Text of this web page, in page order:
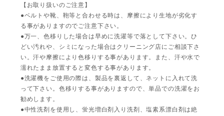
【お取り扱いのご注意】
●ベルトや靴、鞄等と合わせる時は、摩擦により生地が劣化す
る事がありますのでご注意下さい。
●万一、色移りした場合は早めに洗濯等で落として下さい。ひ
どい汚れや、シミになった場合はクリーニング店にご相談下さ
い。汗や摩擦により色移りする事があります。また、汗や水で
濡れたまま放置すると変色する事があります。
●洗濯機をご使用の際は、製品を裏返して、ネットに入れて洗
って下さい。色移りする事がありますので、単品での洗濯をお
勧めします。
●中性洗剤を使用し、蛍光増白剤入り洗剤、塩素系漂白剤は絶